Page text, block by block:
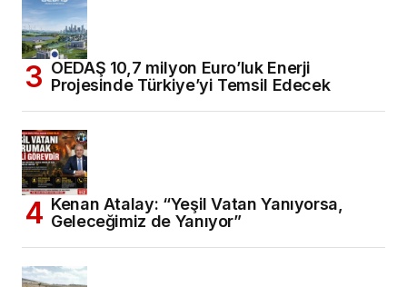
OEDAŞ 10,7 milyon Euro’luk Enerji
Projesinde Türkiye’yi Temsil Edecek
Kenan Atalay: “Yeşil Vatan Yanıyorsa,
Geleceğimiz de Yanıyor”